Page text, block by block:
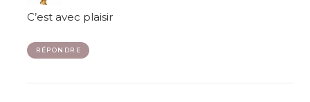
C’est avec plaisir
RÉPONDRE